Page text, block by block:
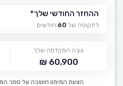
ההחזר החודשי שלך*
לתקופה של 60 חודשים
גובה המקדמה שלך
60,900 ₪
הצעת המימון חושבה על סמך